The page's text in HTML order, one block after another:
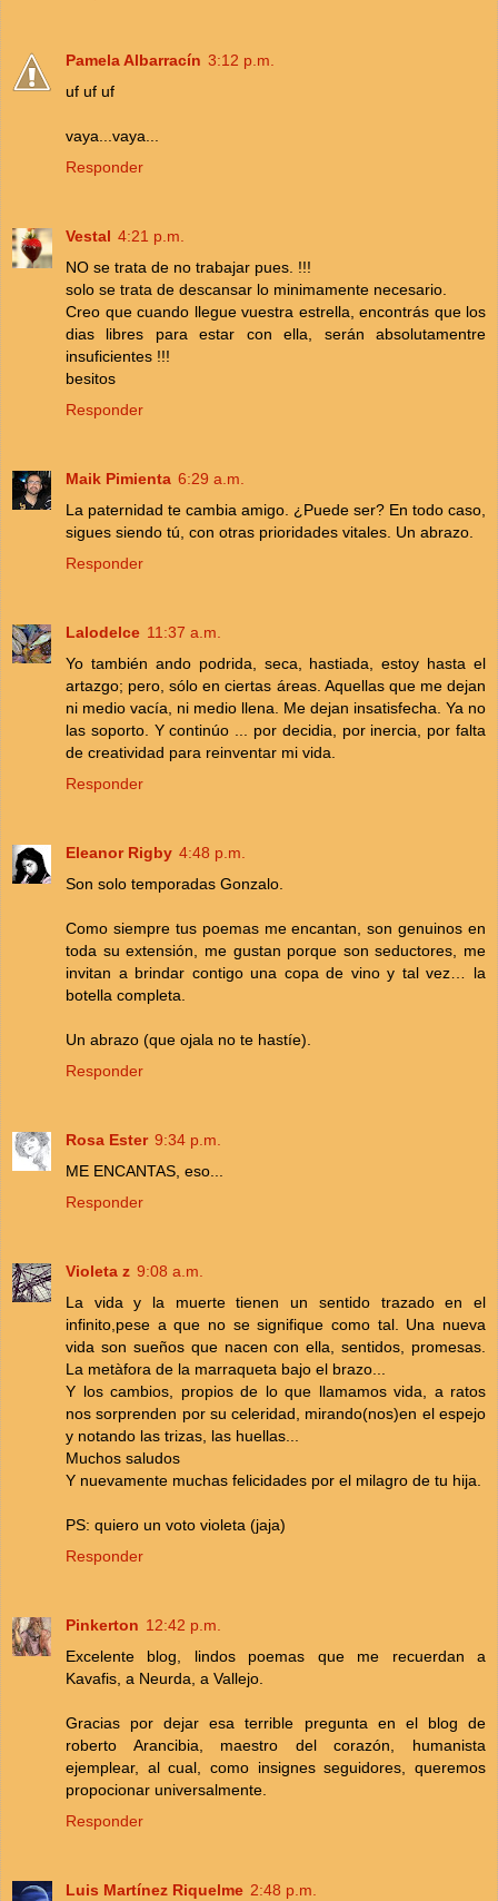
Pamela Albarracín 3:12 p.m.
uf uf uf
vaya...vaya...
Responder
Vestal 4:21 p.m.
NO se trata de no trabajar pues. !!!
solo se trata de descansar lo minimamente necesario.
Creo que cuando llegue vuestra estrella, encontrás que los
dias libres para estar con ella, serán absolutamentre
insuficientes !!!
besitos
Responder
Maik Pimienta 6:29 a.m.
La paternidad te cambia amigo. ¿Puede ser? En todo caso,
sigues siendo tú, con otras prioridades vitales. Un abrazo.
Responder
Lalodelce 11:37 a.m.
Yo también ando podrida, seca, hastiada, estoy hasta el
artazgo; pero, sólo en ciertas áreas. Aquellas que me dejan
ni medio vacía, ni medio llena. Me dejan insatisfecha. Ya no
las soporto. Y continúo ... por decidia, por inercia, por falta
de creatividad para reinventar mi vida.
Responder
Eleanor Rigby 4:48 p.m.
Son solo temporadas Gonzalo.
Como siempre tus poemas me encantan, son genuinos en
toda su extensión, me gustan porque son seductores, me
invitan a brindar contigo una copa de vino y tal vez… la
botella completa.
Un abrazo (que ojala no te hastíe).
Responder
Rosa Ester 9:34 p.m.
ME ENCANTAS, eso...
Responder
Violeta z 9:08 a.m.
La vida y la muerte tienen un sentido trazado en el
infinito,pese a que no se signifique como tal. Una nueva
vida son sueños que nacen con ella, sentidos, promesas.
La metàfora de la marraqueta bajo el brazo...
Y los cambios, propios de lo que llamamos vida, a ratos
nos sorprenden por su celeridad, mirando(nos)en el espejo
y notando las trizas, las huellas...
Muchos saludos
Y nuevamente muchas felicidades por el milagro de tu hija.
PS: quiero un voto violeta (jaja)
Responder
Pinkerton 12:42 p.m.
Excelente blog, lindos poemas que me recuerdan a
Kavafis, a Neurda, a Vallejo.
Gracias por dejar esa terrible pregunta en el blog de
roberto Arancibia, maestro del corazón, humanista
ejemplear, al cual, como insignes seguidores, queremos
propocionar universalmente.
Responder
Luis Martínez Riquelme 2:48 p.m.